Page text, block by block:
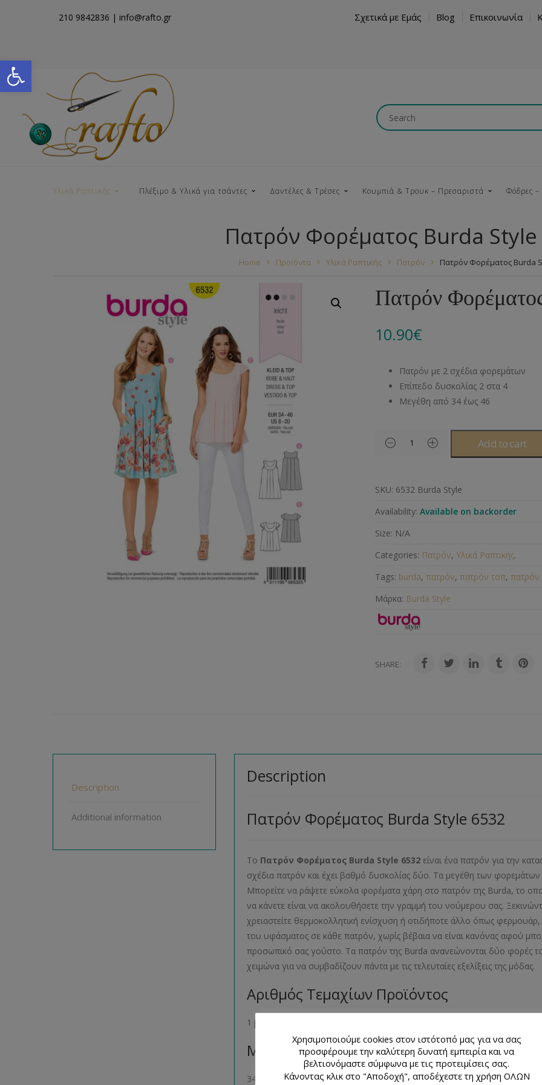
Open toolbar
210 9842836 | info@rafto.gr Σχετικά με Εμάς Blog Επικοινωνία
Υλικά Ραπτικής Πλέξιμο & Υλικά για τσάντες
Νήματα για Τσάντες Κουμπώματα
Χερούλια Τσάντας Αλυσίδες
Ιμάντες Μεταλλικά Εξαρτήματα
Νήματα
Αξεσουάρ
Δαντέλες & Τρέσες
Βαμβακερές
Μπροντερί
Κρόσια
Φυτίλια- Κορδόνια
Διάφορες Τρέσες
Κουμπιά & Τρουκ – Πρεσαριστά
Ξύλινα
Πουκαμίσου
Στρας
Μοντγκόμερι
Άλλα Υλικά
Φόδρες
Πατρόν Φορέματος Burda Style
Home Προϊόντα Υλικά Ραπτικής Πατρόν Πατρόν Φορέματος Burda
Πατρόν
10.90€
Πατρόν με 2 σχέδια φορεμάτων
Επίπεδο δυσκολίας 2 στα 4
Μεγέθη από 34 έως 46
Add to cart
SKU: 6532 Burda Style
Availability: Available on backorder
Size: N/A
Categories: Πατρόν, Υλικά Ραπτικής.
Tags: burda,πατρόν,πατρόν τοπ,
Μάρκα: Burda Style
SHARE:
Description
Additional information
Description
Πατρόν Φορέματος Burda Style 6532
Το Πατρόν Φορέματος Burda Style 6532 είναι ένα πατρόν για την
σχέδια πατρόν και έχει βαθμό δυσκολίας δύο. Τα μεγέθη των φορεμάτων
Μπορείτε να ράψετε εύκολα φορέματα χάρη στο πατρόν της Burda, το
να κάνετε είναι να ακολουθήσετε την γραμμή του νούμερου σας.
χρειαστείτε θερμοκολλητική ενίσχυση ή οτιδήποτε άλλο όπως
του υφάσματος σε κάθε πατρόν, χωρίς βέβαια να είναι κανόνας αφού
προσωπικό σας γούστο. Τα πατρόν της Burda ανανεώνονται δύο φορές
χειμώνα για να συμβαδίζουν πάντα με τις τελευταίες εξελίξεις της
Αριθμός Τεμαχίων Προϊόντος
1 βιβλιαράκι με 2 σχέδια πατρόν
Μέγεθος Προϊόντος
34- 36- 38- 40- 42- 44- 46
Χρησιμοποιούμε cookies στον ιστότοπό μας για να σας
προσφέρουμε την καλύτερη δυνατή εμπειρία και να
βελτιονόμαστε σύμφωνα με τις προτειμίσεις σας.
Κάνοντας κλικ στο "Αποδοχή", αποδέχεστε τη χρήση ΟΛΩΝ